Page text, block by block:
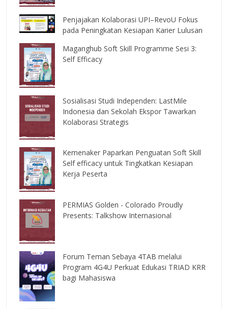
Penjajakan Kolaborasi UPI–RevoU Fokus
pada Peningkatan Kesiapan Karier Lulusan
Maganghub Soft Skill Programme Sesi 3:
Self Efficacy
Sosialisasi Studi Independen: LastMile
Indonesia dan Sekolah Ekspor Tawarkan
Kolaborasi Strategis
Kemenaker Paparkan Penguatan Soft Skill
Self efficacy untuk Tingkatkan Kesiapan
Kerja Peserta
PERMIAS Golden - Colorado Proudly
Presents: Talkshow Internasional
Forum Teman Sebaya 4TAB melalui
Program 4G4U Perkuat Edukasi TRIAD KRR
bagi Mahasiswa